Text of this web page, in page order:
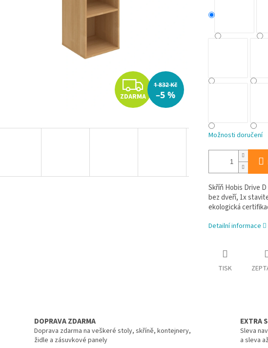
Z
D
A
ZDARMA
1 832 Kč
–5 %
Možnosti doručení
Skříň Hobis Drive D
bez dveří, 1x
ekologická
Detailní informace
TISK
DOPRAVA ZDARMA
Doprava zdarma na veškeré stoly, skříně, kontejnery,
židle a zásuvkové panely
EXTRA
Sleva
a sleva